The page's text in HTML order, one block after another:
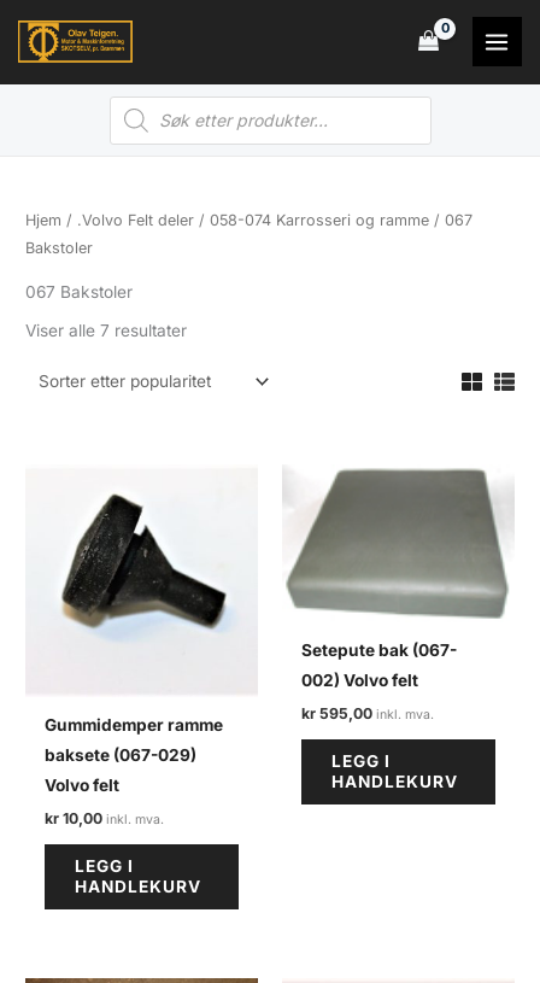
Products
search
Hjem / .Volvo Felt deler /058-074 Karrosseri og ramme / 067
Bakstoler
067 Bakstoler
Viser alle 7 resultaterSortert
Gummidemper ramme
baksete (067-029)
Volvo felt
kr 10,00
LEGG I
HANDLEKURV
Setepute bak (067-
002) Volvo felt
kr 595,00
LEGG I
HANDLEKURV